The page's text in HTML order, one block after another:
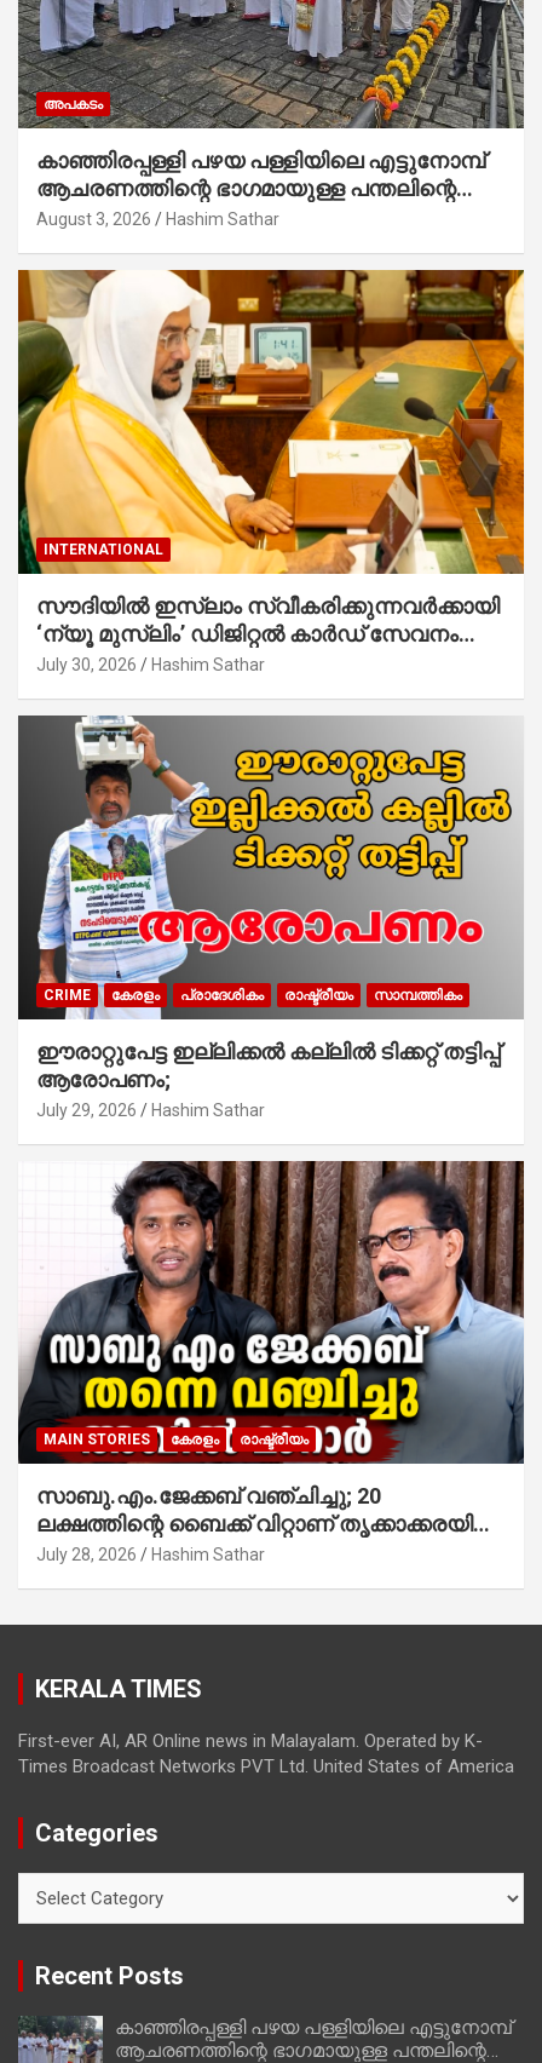
അപകടം
കാഞ്ഞിരപ്പള്ളി പഴയ പള്ളിയിലെ എട്ടുനോമ്പ്
ആചരണത്തിന്റെ ഭാഗമായുള്ള പന്തലിന്റെ
കാൽനാട്ട് കർമ്മം ആർച്ച് പ്രീസ്റ്റ് വെരി.
August 3, 2026 Hashim Sathar
INTERNATIONAL
സൗദിയില്‍ ഇസ്‌ലാം സ്വീകരിക്കുന്നവര്‍ക്കായി
‘ന്യൂ മുസ്ലിം’ ഡിജിറ്റല്‍ കാര്‍ഡ് സേവനം
ആരംഭിച്ചു
July 30, 2026 Hashim Sathar
CRIME കേരളം പ്രാദേശികം രാഷ്ട്രീയം സാമ്പത്തികം
ഈരാറ്റുപേട്ട ഇല്ലിക്കൽ കല്ലിൽ ടിക്കറ്റ് തട്ടിപ്പ്
ആരോപണം;
July 29, 2026 Hashim Sathar
MAIN STORIES കേരളം രാഷ്ട്രീയം
സാബു.എം.ജേക്കബ് വഞ്ചിച്ചു; 20
ലക്ഷത്തിന്റെ ബൈക്ക് വിറ്റാണ് തൃക്കാക്കരയില്‍
മത്സരിച്ചത്! പ്രചാരണത്തിന് രണ്ടേ രണ്ടുപേര്‍
അഖില്‍ മാരാര്‍ ട്വന്റി 20 വിട്ടു
July 28, 2026 Hashim Sathar
KERALA TIMES
First-ever AI, AR Online news in Malayalam. Operated by K-
Times Broadcast Networks PVT Ltd. United States of America
Categories
Recent Posts
കാഞ്ഞിരപ്പള്ളി പഴയ പള്ളിയിലെ എട്ടുനോമ്പ്
ആചരണത്തിന്റെ ഭാഗമായുള്ള പന്തലിന്റെ